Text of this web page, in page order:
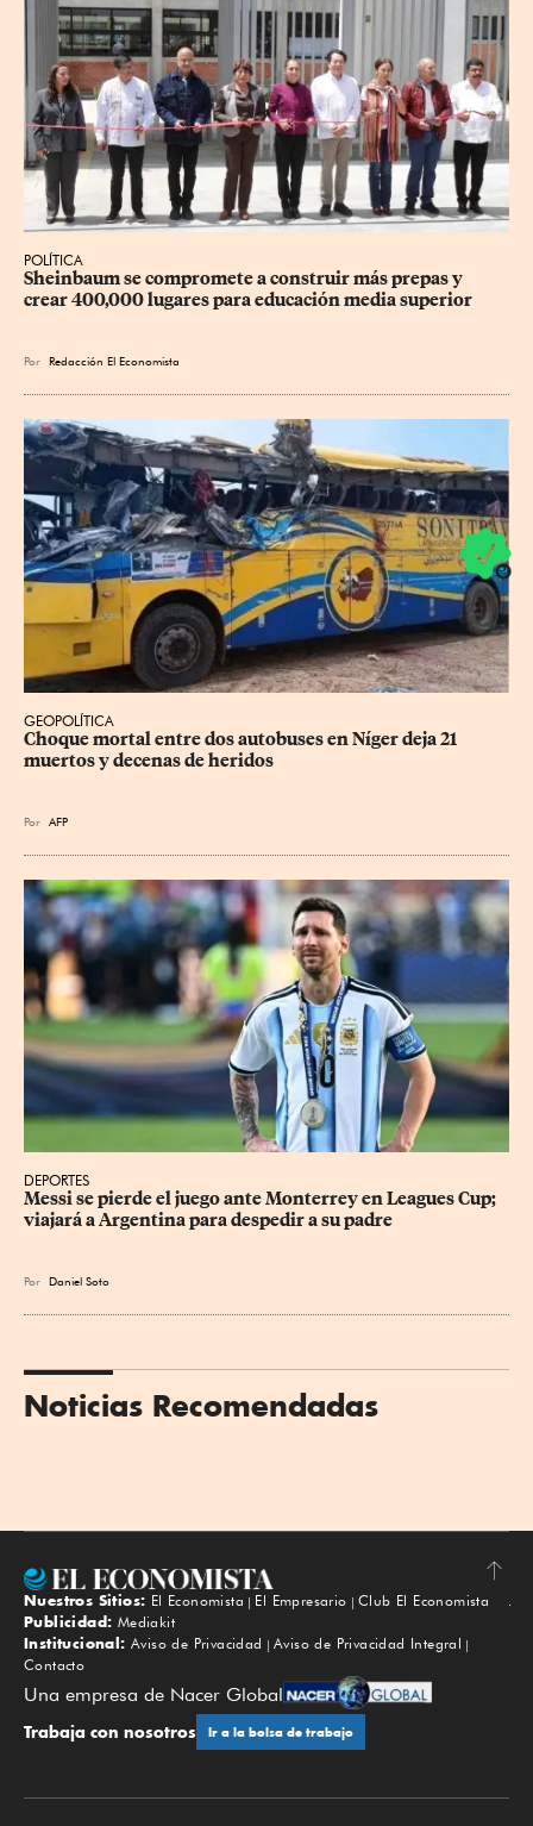
POLÍTICA
Sheinbaum se compromete a construir más prepas y
crear 400,000 lugares para educación media superior
Por Redacción El Economista
GEOPOLÍTICA
Choque mortal entre dos autobuses en Níger deja 21
muertos y decenas de heridos
Por AFP
DEPORTES
Messi se pierde el juego ante Monterrey en Leagues Cup;
viajará a Argentina para despedir a su padre
Por Daniel Soto
Noticias Recomendadas
Subir
Nuestros Sitios: El Economista El Empresario
Club El Economista
Publicidad: Mediakit
Institucional: Aviso de Privacidad
Aviso de Privacidad Integral
Contacto
Una empresa de Nacer Global
Trabaja con nosotros Ir a la bolsa de trabajo